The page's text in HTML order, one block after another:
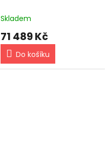
Skladem
71 489 Kč
Do košíku